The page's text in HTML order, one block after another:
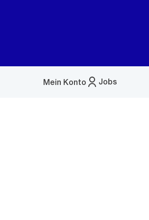
Jobs
Mein Konto
Menü